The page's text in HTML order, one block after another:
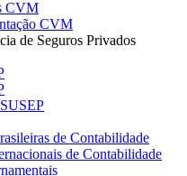
CVM
CVM
de Seguros Privados
de Contabilidade
de Contabilidade